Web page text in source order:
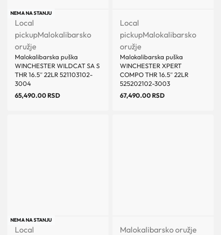
NEMA NA STANJU
Local
pickupMalokalibarsko
oružje
Malokalibarska puška
WINCHESTER WILDCAT SA S
THR 16.5″ 22LR 521103102-
3004
65,490.00RSD
Local
pickupMalokalibarsko
oružje
Malokalibarska puška
WINCHESTER XPERT
COMPO THR 16.5″ 22LR
525202102-3003
67,490.00RSD
NEMA NA STANJU
Local
Malokalibarsko oružje